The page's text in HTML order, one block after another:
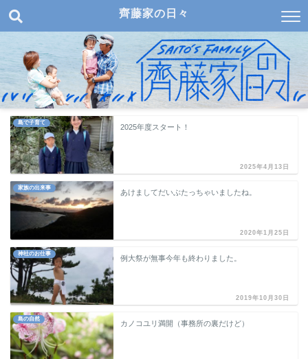
齊藤家の日々
島で子育て
2025年度スタート！
2025年4月13日
家族の出来事
あけましてだいぶたっちゃいましたね。
2020年1月25日
神社のお仕事
例大祭が無事今年も終わりました。
2019年10月30日
島の自然
カノコユリ満開（事務所の裏だけど）